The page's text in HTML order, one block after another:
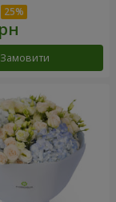
Замовити